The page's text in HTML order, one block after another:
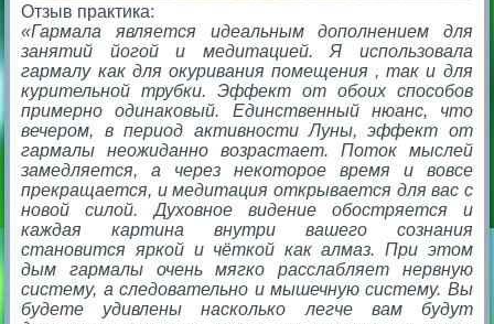
Отзыв практика:
«Гармала является идеальным дополнением для
занятий йогой и медитацией. Я использовала
гармалу как для окуривания помещения , так и для
курительной трубки. Эффект от обоих способов
примерно одинаковый. Единственный нюанс, что
вечером, в период активности Луны, эффект от
гармалы неожиданно возрастает. Поток мыслей
замедляется, а через некоторое время и вовсе
прекращается, и медитация открывается для вас с
новой силой.Духовное видение обостряется и
каждая картина внутри вашего сознания
становится яркой и чёткой как алмаз. При этом
дым гармалы очень мягко расслабляет нервную
систему, а следовательно и мышечную систему. Вы
будете удивлены насколько легче вам будут